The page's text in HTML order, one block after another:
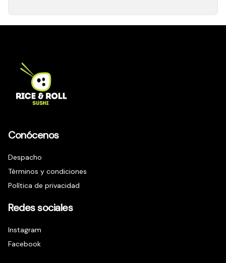
Conócenos
Despacho
Términos y condiciones
Política de privacidad
Redes sociales
Instagram
Facebook